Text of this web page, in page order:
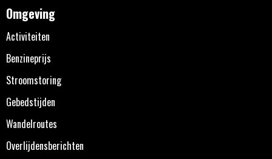
Omgeving
Activiteiten
Benzineprijs
Stroomstoring
Gebedstijden
Wandelroutes
Overlijdensberichten